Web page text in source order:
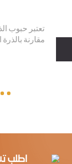
تعتبر حبوب
مقارنة
اطلب